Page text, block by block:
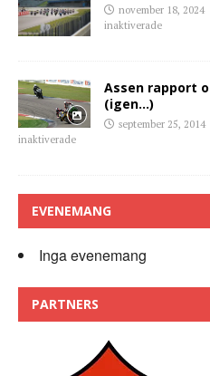
november 18, 2024
inaktiverade
Assen rapport
(igen…)
september 25, 2014
inaktiverade
EVENEMANG
Inga evenemang
PARTNERS